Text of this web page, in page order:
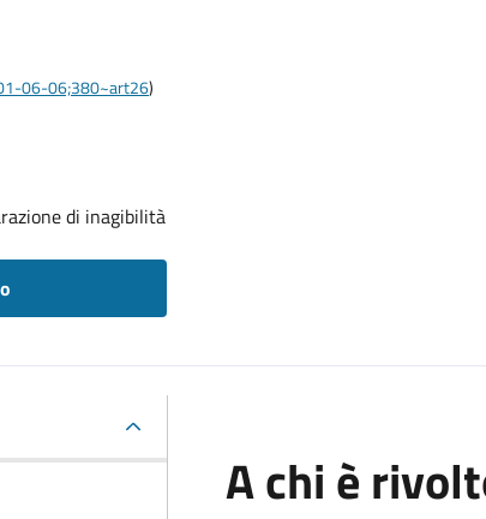
06-06;380~art26)
di inagibilità
A chi è